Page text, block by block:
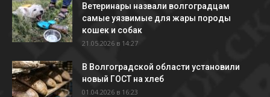
Ветеринары назвали волгоградцам
самые уязвимые для жары породы
кошек и собак
21.05.2026 в 14:27
В Волгоградской области установили
новый ГОСТ на хлеб
01.04.2026 в 16:23